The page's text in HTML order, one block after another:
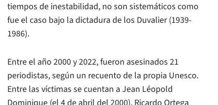
tiempos de inestabilidad, no son sistemáticos como
fue el caso bajo la dictadura de los Duvalier (1939-
1986).
Entre el año 2000 y 2022, fueron asesinados 21
periodistas, según un recuento de la propia Unesco.
Entre las víctimas se cuentan a Jean Léopold